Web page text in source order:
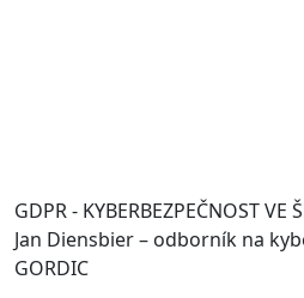
GDPR - KYBERBEZPEČNOST VE
Jan Diensbier – odborník na
GORDIC